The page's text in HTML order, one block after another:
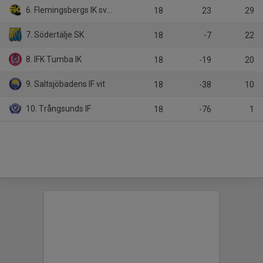
6. Flemingsbergs IK svart 18 23 29
7. Södertälje SK 18 -7 22
8. IFK Tumba IK 18 -19 20
9. Saltsjöbadens IF vit 18 -38 10
10. Trångsunds IF 18 -76 1